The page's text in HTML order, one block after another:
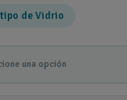
de Vidrio
una opción